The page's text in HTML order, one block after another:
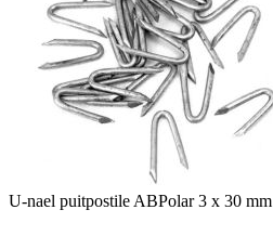
U-nael puitpostile ABPolar 3 x 30 mm